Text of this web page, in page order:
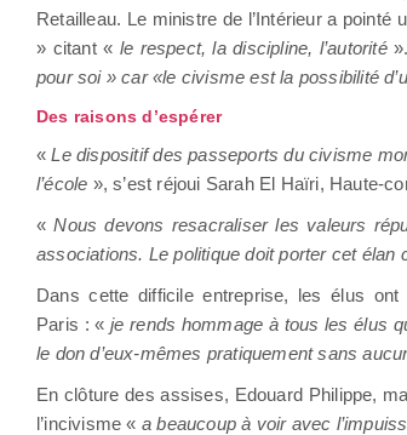
Retailleau. Le ministre de l’Intérieur a pointé
» citant « le respect, la discipline, l’autorité».
pour soi » car «le civisme est la possibilité
Des raisons d’espérer
«Le dispositif des passeports du civisme
l’école », s’est réjoui Sarah El Haïri, Haute-
«Nous devons resacraliser les valeurs
associations. Le politique doit porter cet élan
Dans cette difficile entreprise, les élus
Paris : «je rends hommage à tous les élus
le don d’eux-mêmes pratiquement sans
En clôture des assises, Edouard Philippe,
l’incivisme « a beaucoup à voir avec